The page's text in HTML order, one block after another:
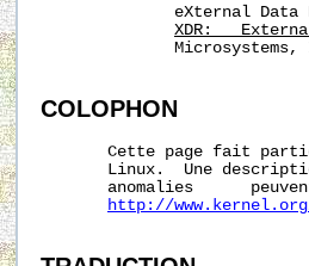
eXternal Data
XDR:
Microsystems,
COLOPHON
Cette page fait
Linux.  Une
anomalies
http://